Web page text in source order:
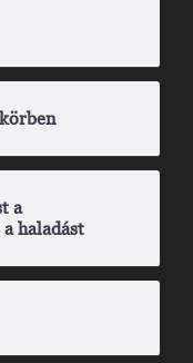
a
haladást